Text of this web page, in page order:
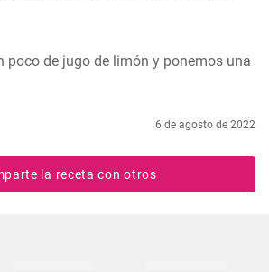
poco de jugo de limón y ponemos una
6 de agosto de 2022
la receta con otros